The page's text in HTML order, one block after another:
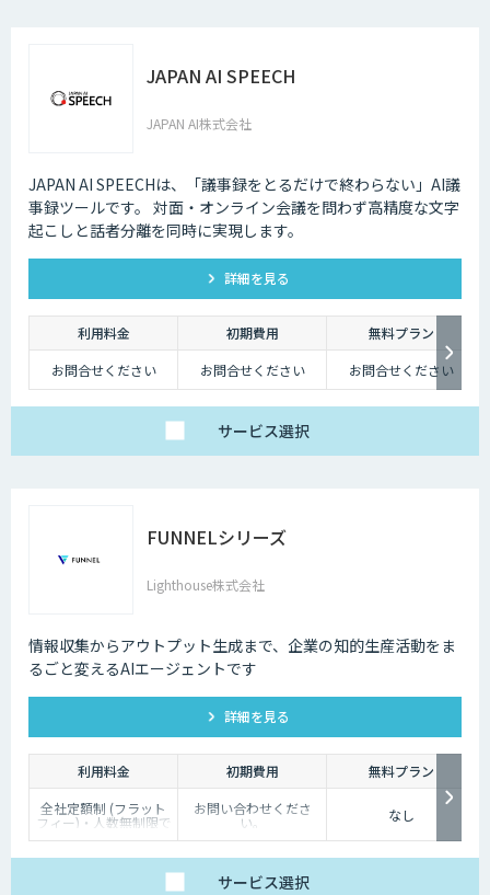
JAPAN AI SPEECH
JAPAN AI株式会社
JAPAN AI SPEECHは、「議事録をとるだけで終わらない」AI議
事録ツールです。 対面・オンライン会議を問わず高精度な文字
起こしと話者分離を同時に実現します。
詳細を見る
利用料金 初期費用
無料プラン
お問合せください
お問合せください お問合せください
サービス選択
FUNNELシリーズ
Lighthouse株式会社
情報収集からアウトプット生成まで、企業の知的生産活動をま
るごと変えるAIエージェントです
詳細を見る
利用料金 初期費用
無料プラン
全社定額制 (フラット
フィー)・人数無制限で
ご利用いただけます。
お問い合わせくださ
い。 なし
サービス選択